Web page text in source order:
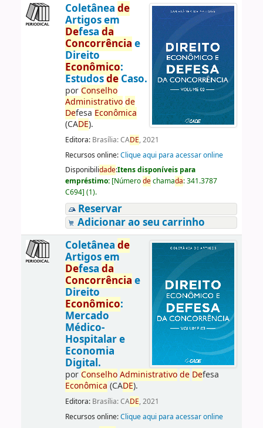
Coletânea de
Artigos em
Defesa da
Concorrência e
Direito
Econômico:
EstudosdeCaso.
porConselho
Administrativo de
Defesa Econômica
(CADE).
Editora: Brasília: CADE, 2021
Recursos online:Clique aqui para acessar online
Disponibilidade:Itens disponíveis para
empréstimo: [Númerodechamada:341.3787
C694] (1).
Reservar
Adicionar ao seu carrinho
Coletânea de
Artigos em
Defesa da
Concorrência e
Direito
Econômico:
Mercado
Médico-
Hospitalar e
Economia
Digital.
porConselho Administrativo de Defesa
Econômica (CADE).
Editora: Brasília: CADE, 2021
Recursos online:Clique aqui para acessar online